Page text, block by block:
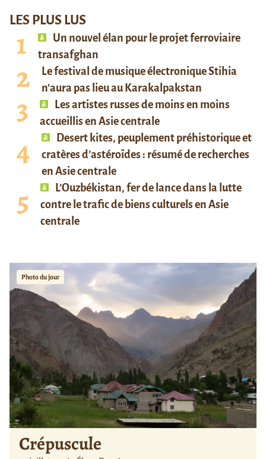
LES PLUS LUS
Un nouvel élan pour le projet ferroviaire
transafghan
Le festival de musique électronique Stihia
n’aura pas lieu au Karakalpakstan
Les artistes russes de moins en moins
accueillis en Asie centrale
Desert kites, peuplement préhistorique et
cratères d’astéroïdes : résumé de recherches
en Asie centrale
L’Ouzbékistan, fer de lance dans la lutte
contre le trafic de biens culturels en Asie
centrale
Photo du jour
Crépuscule